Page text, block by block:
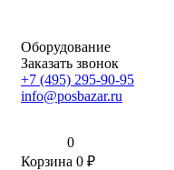
Оборудование
Заказать звонок
+7 (495) 295-90-95
info@posbazar.ru
0
Корзина 0 ₽